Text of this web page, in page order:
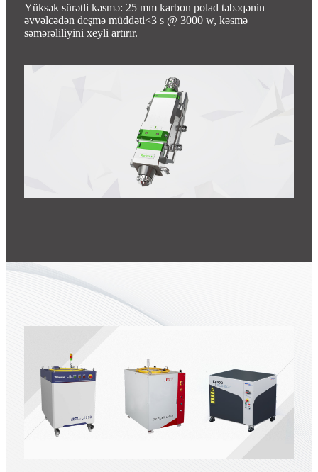
Yüksək sürətli kəsmə: 25 mm karbon polad təbəqənin
əvvəlcədən deşmə müddəti<3 s @ 3000 w, kəsmə
səmərəliliyini xeyli artırır.